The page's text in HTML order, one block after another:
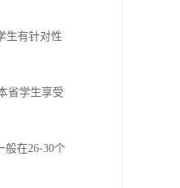
生有针对性
省学生享受
般在26-30个